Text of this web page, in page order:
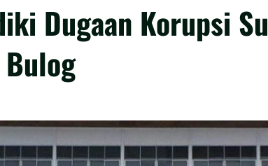
Dugaan Korupsi